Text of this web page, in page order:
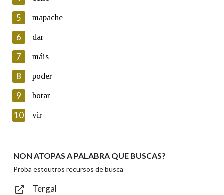
Lin e acepto as condicións da política de
Introduce o código que aparece na imaxe:
Texto de verificación
Enviar
5 mapache
6 dar
7 máis
8 poder
9 botar
10 vir
NON ATOPAS A PALABRA QUE BUSCAS?
Proba estoutros recursos de busca
Tergal